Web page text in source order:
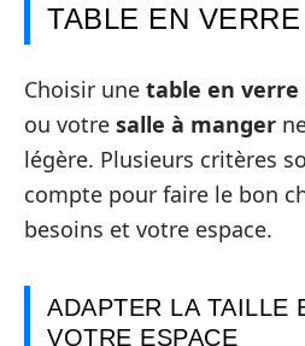
TABLE EN
Choisir une table en verre
ou votre salle à manger
légère. Plusieurs critères
compte pour faire le bon
besoins et votre espace.
ADAPTER LA TAILLE
VOTRE ESPACE